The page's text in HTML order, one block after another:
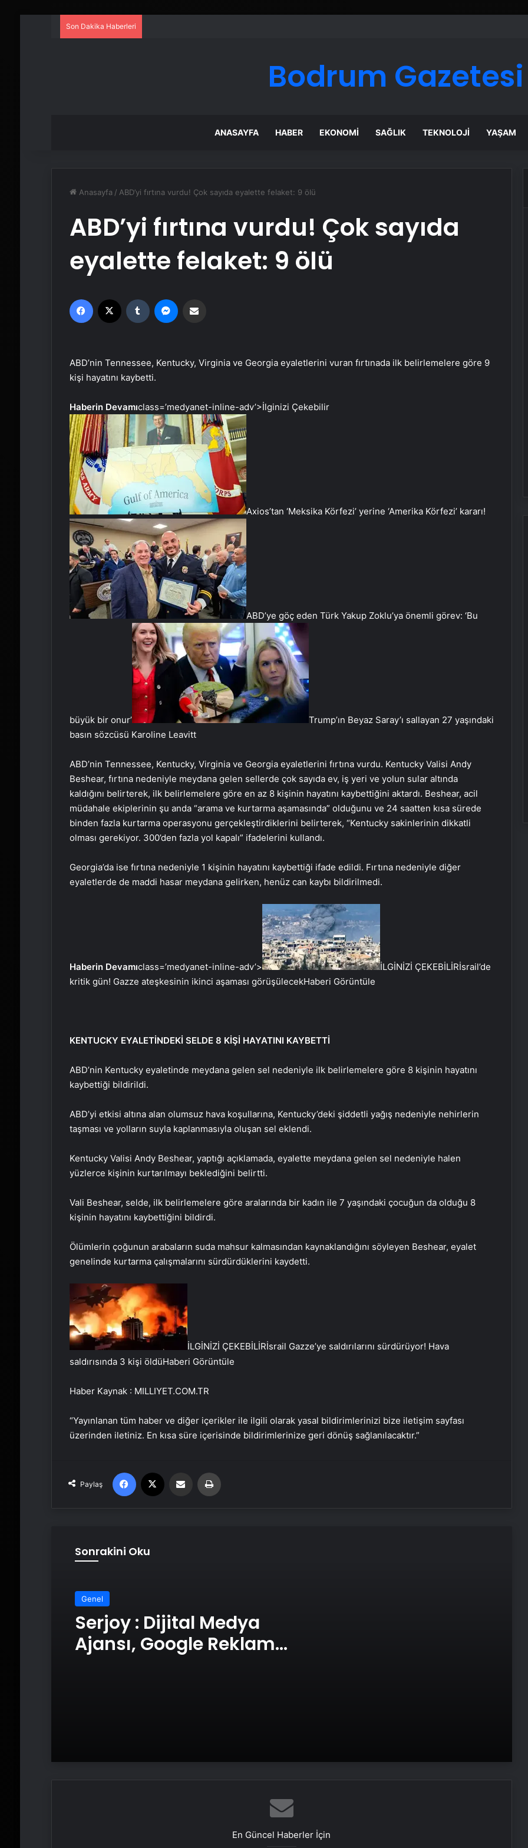
Son Dakika Haberleri
Bodrum Gazetesi
ANASAYFA HABER EKONOMI SAĞLIK TEKNOLOJI YAŞAM
Anasayfa / ABD’yi fırtına vurdu! Çok sayıda eyalette felaket: 9 ölü
ABD’yi fırtına vurdu! Çok sayıda
eyalette felaket: 9 ölü
Facebook Tumblr
ABD’nin Tennessee, Kentucky, Virginia ve Georgia eyaletlerini vuran fırtınada ilk belirlemelere göre 9
kişi hayatını kaybetti.
Haberin Devamıclass=’medyanet-inline-adv’>İlginizi Çekebilir
Axios’tan ‘Meksika Körfezi’ yerine ‘Amerika Körfezi’ kararı!
ABD’ye göç eden Türk Yakup Zoklu’ya önemli görev: ‘Bu
büyük bir onur’
Trump’ın Beyaz Saray’ı sallayan 27 yaşındaki
basın sözcüsü Karoline Leavitt
ABD’nin Tennessee, Kentucky, Virginia ve Georgia eyaletlerini fırtına vurdu. Kentucky Valisi Andy
Beshear, fırtına nedeniyle meydana gelen sellerde çok sayıda ev, iş yeri ve yolun sular altında
kaldığını belirterek, ilk belirlemelere göre en az 8 kişinin hayatını kaybettiğini aktardı. Beshear, acil
müdahale ekiplerinin şu anda “arama ve kurtarma aşamasında” olduğunu ve 24 saatten kısa sürede
binden fazla kurtarma operasyonu gerçekleştirdiklerini belirterek, “Kentucky sakinlerinin dikkatli
olması gerekiyor. 300’den fazla yol kapalı” ifadelerini kullandı.
Georgia’da ise fırtına nedeniyle 1 kişinin hayatını kaybettiği ifade edildi. Fırtına nedeniyle diğer
eyaletlerde de maddi hasar meydana gelirken, henüz can kaybı bildirilmedi.
Haberin Devamıclass=’medyanet-inline-adv’> İLGİNİZİ ÇEKEBİLİRİsrail’de
kritik gün! Gazze ateşkesinin ikinci aşaması görüşülecekHaberi Görüntüle
KENTUCKY EYALETİNDEKİ SELDE 8 KİŞİ HAYATINI KAYBETTİ
ABD’nin Kentucky eyaletinde meydana gelen sel nedeniyle ilk belirlemelere göre 8 kişinin hayatını
kaybettiği bildirildi.
ABD’yi etkisi altına alan olumsuz hava koşullarına, Kentucky’deki şiddetli yağış nedeniyle nehirlerin
taşması ve yolların suyla kaplanmasıyla oluşan sel eklendi.
Kentucky Valisi Andy Beshear, yaptığı açıklamada, eyalette meydana gelen sel nedeniyle halen
yüzlerce kişinin kurtarılmayı beklediğini belirtti.
Vali Beshear, selde, ilk belirlemelere göre aralarında bir kadın ile 7 yaşındaki çocuğun da olduğu 8
kişinin hayatını kaybettiğini bildirdi.
Ölümlerin çoğunun arabaların suda mahsur kalmasından kaynaklandığını söyleyen Beshear, eyalet
genelinde kurtarma çalışmalarını sürdürdüklerini kaydetti.
İLGİNİZİ ÇEKEBİLİRİsrail Gazze’ye saldırılarını sürdürüyor! Hava
saldırısında 3 kişi öldüHaberi Görüntüle
Haber Kaynak : MILLIYET.COM.TR
“Yayınlanan tüm haber ve diğer içerikler ile ilgili olarak yasal bildirimlerinizi bize iletişim sayfası
üzerinden iletiniz. En kısa süre içerisinde bildirimlerinize geri dönüş sağlanılacaktır.”
Paylaş
Facebook Email'den paylaş
Sonrakini Oku
Genel
Serjoy : Dijital Medya
Ajansı, Google Reklam
Tasarım Ajansı
Yunan basınından Başkan Erdoğan
En Güncel Haberler İçin